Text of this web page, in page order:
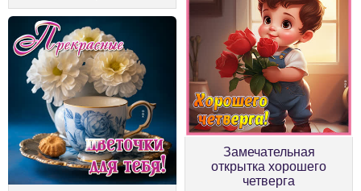
Замечательная
открытка хорошего
четверга